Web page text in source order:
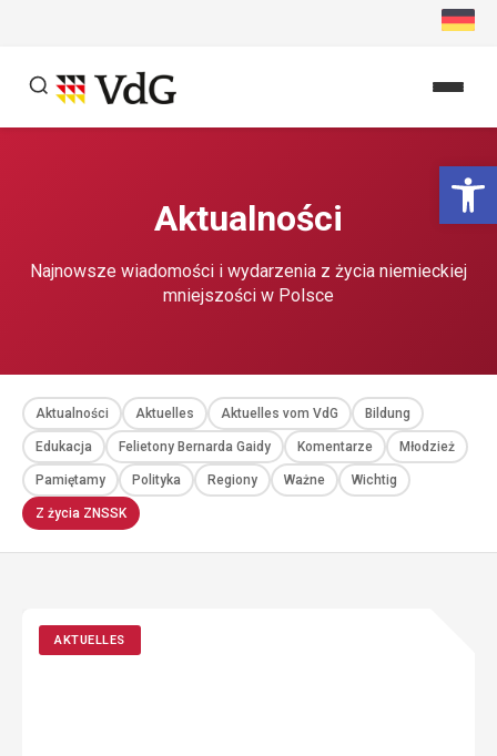
Aktualności
Najnowsze wiadomości i wydarzenia z życia niemieckiej
mniejszości w Polsce
Aktualności Aktuelles Aktuelles vom VdG Bildung
Edukacja Felietony Bernarda Gaidy Komentarze Młodzież
Pamiętamy Polityka Regiony Ważne Wichtig
Z życia ZNSSK
AKTUELLES